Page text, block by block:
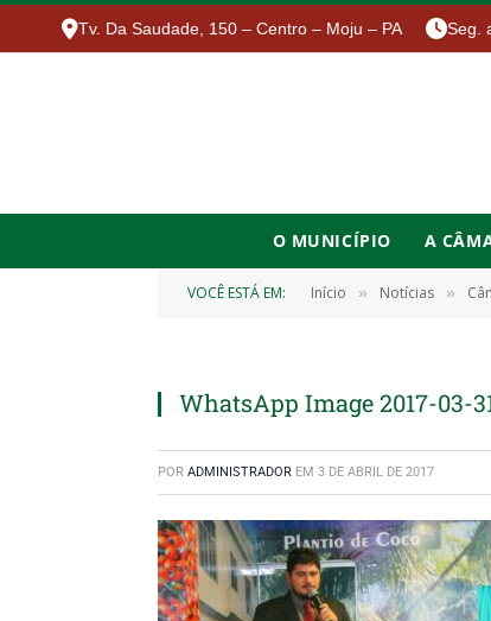
Tv. Da Saudade, 150 – Centro – Moju – PA Seg.
O MUNICÍPIO A
VOCÊ ESTÁ EM: Início » Notícias »
WhatsApp Image 2017-03-
POR ADMINISTRADOR EM 3 DE ABRIL DE 2017